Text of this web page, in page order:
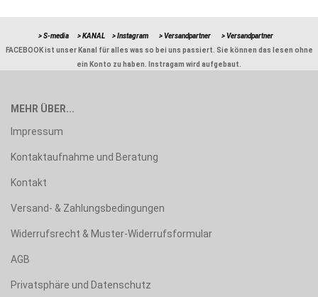
> S-media > KANAL > Instagram > Versandpartner
> Versandpartner
FACEBOOK ist unser Kanal für alles was so bei uns passiert. Sie können das lesen ohne
ein Konto zu haben. Instragam wird aufgebaut.
MEHR ÜBER...
Impressum
Kontaktaufnahme und Beratung
Kontakt
Versand- & Zahlungsbedingungen
Widerrufsrecht & Muster-Widerrufsformular
AGB
Privatsphäre und Datenschutz